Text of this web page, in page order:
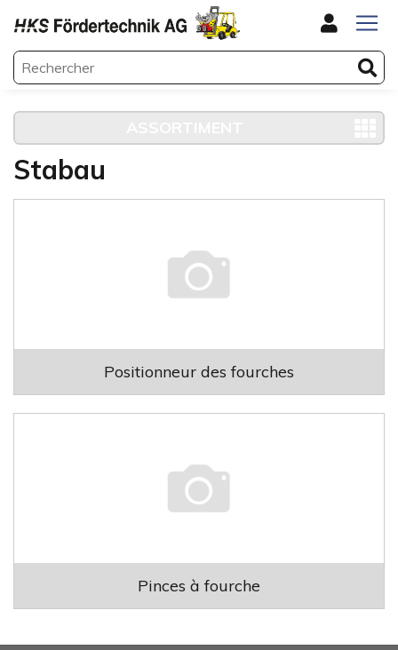
Stabau
Positionneur des fourches
Pinces à fourche